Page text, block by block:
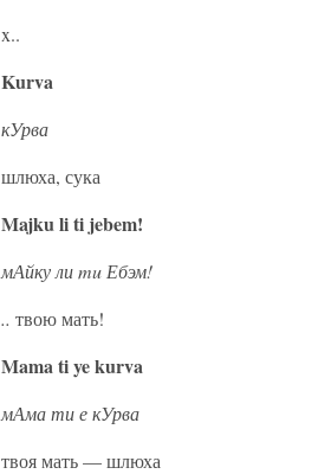
x..
Kurva
кУрва
шлюха, сука
Majku li ti jebem!
мАйку ли mu Ебэм!
.. твою мать!
Mama ti ye kurva
мАма ти е кУрва
твоя мать — шлюха